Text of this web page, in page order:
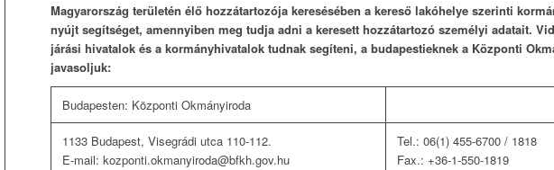
Magyarország területén élő hozzátartozója keresésében a kereső lakóhelye szerinti
nyújt segítséget, amennyiben meg tudja adni a keresett hozzátartozó személyi adatait.
járási hivatalok és a kormányhivatalok tudnak segíteni, a budapestieknek a Központi
javasoljuk:
Budapesten: Központi Okmányiroda
1133 Budapest, Visegrádi utca 110-112.
E-mail: kozponti.okmanyiroda@bfkh.gov.hu
Tel.: 06(1) 455-6700 / 1818
Fax.: +36-1-550-1819